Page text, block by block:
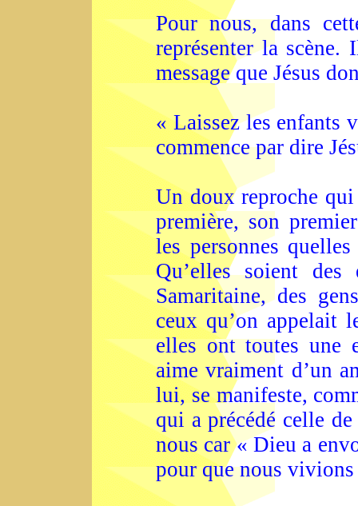
Pour nous, dans
représenter la scène.
message que Jésus
« Laissez les enfants
commence par dire
Un doux reproche
première, son
les personnes
Qu’elles soient des
Samaritaine, des
ceux qu’on appelait
elles ont toutes une
aime vraiment d’un
lui, se manifeste,
qui a précédé celle
nous car « Dieu a
pour que nous